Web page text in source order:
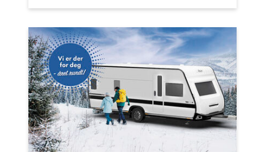
Vis epost
Ta kontakt
Lurer du på noe? Spør!